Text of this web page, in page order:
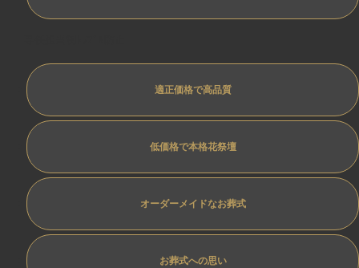
適正価格で高品質
低価格で本格花祭壇
オーダーメイドなお葬式
お葬式への思い